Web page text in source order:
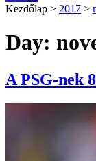
Kezdőlap > 2017 >
Day:
A PSG-nek